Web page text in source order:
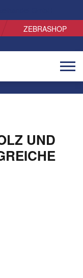
ZEBRASHOP
UND